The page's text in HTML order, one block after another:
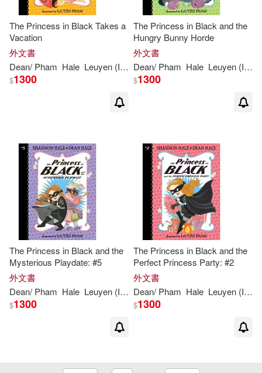
The Princess in Black Takes a
Vacation
外文書
Dean/ Pham Hale Leuyen (ILT) Shannon/Hale
$1300
The Princess in Black and the
Hungry Bunny Horde
外文書
Dean/ Pham Hale Leuyen (ILT)
$1300
The Princess in Black and the
Mysterious Playdate: #5
外文書
Dean/ Pham Hale Leuyen (ILT) Shannon/Hale
$1300
The Princess in Black and the
Perfect Princess Party: #2
外文書
Dean/ Pham Hale Leuyen (ILT)
$1300